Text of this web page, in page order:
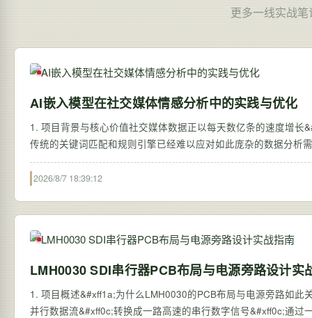
更多一线实战
AI嵌入模型在社交媒体情感分析中的实践与优化
1. 项目背景与核心价值社交媒体数据正以每天数亿条的速度增
传统的关键词匹配和规则引擎已经难以应对如此庞杂的数据分
2026/8/7 18:39:12
LMH0030 SDI串行器PCB布局与电源旁路设计实
1. 项目概述&#xff1a;为什么LMH0030的PCB布局与电源旁路如
并行数据流&#xff0c;转换成一路高速的串行数字信号&#xff0c;通